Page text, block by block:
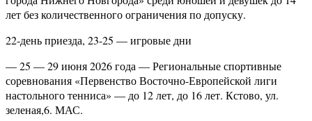
лет без количественного ограничения по допуску.
22-день приезда, 23-25 — игровые дни
— 25 — 29 июня 2026 года — Региональные спортивные
соревнования «Первенство Восточно-Европейской лиги
настольного тенниса» — до 12 лет, до 16 лет. Кстово, ул.
зеленая,6. МАС.